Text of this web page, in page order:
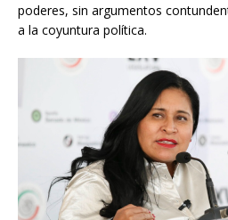
poderes, sin argumentos
a la coyuntura política.